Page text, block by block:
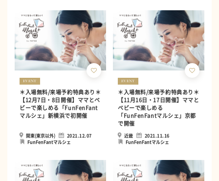
EVENT
＊入場無料/来場予約特典あり＊
【12月7日・8日開催】ママとベ
ビーで楽しめる「FunFenFant
マルシェ」新横浜で初開催
関東(東京以外)
2021.12.07
FunFenFantマルシェ
EVENT
＊入場無料/来場予約特典あり＊
【11月16日・17日開催】ママと
ベビーで楽しめる
「FunFenFantマルシェ」京都
で開催
近畿
2021.11.16
FunFenFantマルシェ